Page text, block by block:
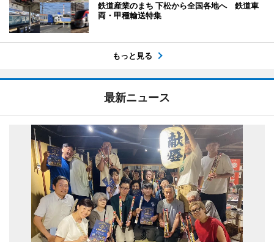
鉄道産業のまち 下松から全国各地へ 鉄道車
両・甲種輸送特集
もっと見る
最新ニュース